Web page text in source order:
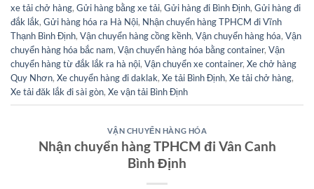
xe tải chở hàng, Gửi hàng bằng xe tải, Gửi hàng đi Bình Định, Gửi hàng đi
đắk lắk, Gửi hàng hóa ra Hà Nội, Nhận chuyển hàng TPHCM đi Vĩnh
Thạnh Bình Định, Vận chuyển hàng cồng kềnh, Vận chuyển hàng hóa, Vận
chuyển hàng hóa bắc nam, Vận chuyển hàng hóa bằng container, Vận
chuyển hàng từ đắk lắk ra hà nội, Vận chuyển xe container, Xe chở hàng
Quy Nhơn, Xe chuyển hàng đi daklak, Xe tải Bình Định, Xe tải chở hàng,
Xe tải đăk lắk đi sài gòn, Xe vận tải Bình Định
VẬN CHUYỂN HÀNG HÓA
Nhận chuyển hàng TPHCM đi Vân Canh
Bình Định